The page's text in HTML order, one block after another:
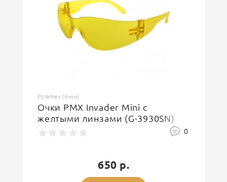
Pyramex (очки)
Очки PMX Invader Mini с
желтыми линзами (G-3930SN)
0
650 р.